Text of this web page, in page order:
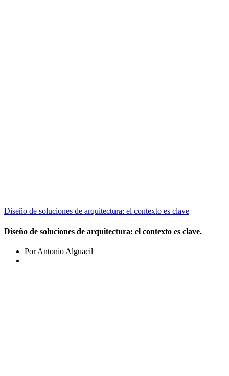
Diseño de soluciones de arquitectura: el contexto es clave
Diseño de soluciones de arquitectura: el contexto es clave.
Por Antonio Alguacil